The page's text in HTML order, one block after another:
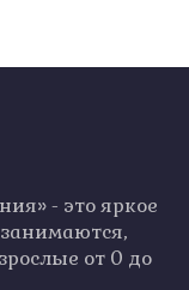
- это яркое
от 0 до